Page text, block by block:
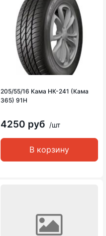
205/55/16 Кама НК-241 (Кама
365) 91H
4250 руб /шт
В корзину